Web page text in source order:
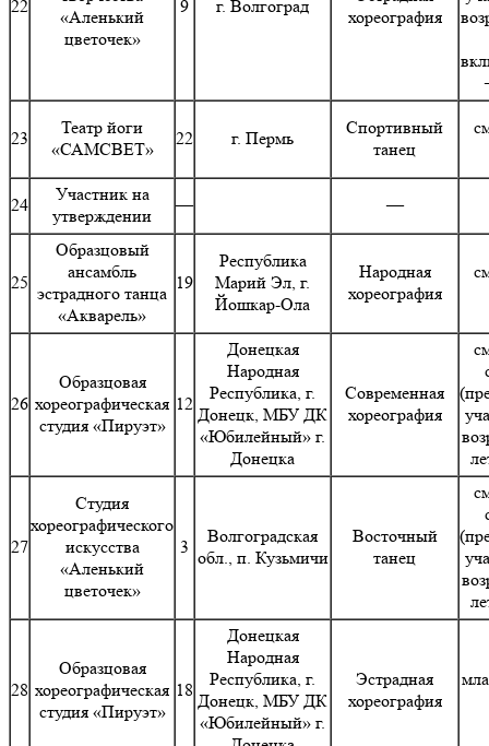
22
«Аленький
цветочек»
9 г. Волгоград
хореография
23
Театр йоги
«САМСВЕТ»
22 г. Пермь
Спортивный
танец
24
Участник на
утверждении
— —
25
Образцовый
ансамбль
эстрадного танца
«Акварель»
19
Республика
Марий Эл, г.
Йошкар-Ола
Народная
хореография
26
Образцовая
хореографическая
студия «Пируэт»
12
Донецкая
Народная
Республика, г.
Донецк, МБУ ДК
«Юбилейный» г.
Донецка
Современная
хореография
27
Студия
хореографического
искусства
«Аленький
цветочек»
3
Волгоградская
обл., п. Кузьмичи
Восточный
танец
28
Образцовая
хореографическая
студия «Пируэт»
18
Донецкая
Народная
Республика, г.
Донецк, МБУ ДК
«Юбилейный» г.
Эстрадная
хореография